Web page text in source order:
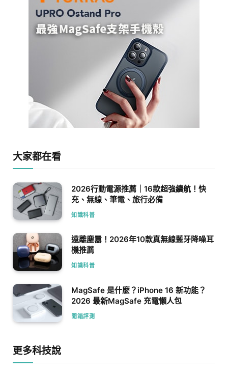
大家都在看
2026行動電源推薦｜16款超強續航！快
充、無線、筆電、旅行必備
知識科普
遠離塵囂！2026年10款真無線藍牙降噪耳
機推薦
知識科普
MagSafe 是什麼？iPhone 16 新功能？
2026 最新MagSafe 充電懶人包
開箱評測
更多科技說